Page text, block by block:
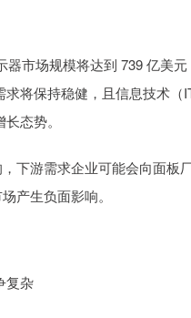
市场规模将达到 739 亿美
将保持稳健，且信息技术（
态势。
下游需求企业可能会向面板
产生负面影响。
复杂